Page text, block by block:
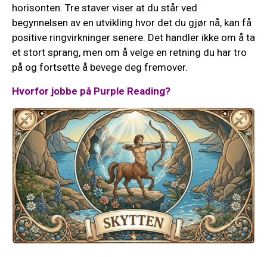
horisonten. Tre staver viser at du står ved
begynnelsen av en utvikling hvor det du gjør nå, kan få
positive ringvirkninger senere. Det handler ikke om å ta
et stort sprang, men om å velge en retning du har tro
på og fortsette å bevege deg fremover.
Hvorfor jobbe på Purple Reading?